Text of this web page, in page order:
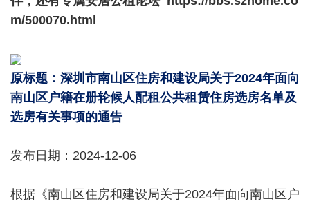
m/500070.html
原标题：深圳市南山区住房和建设局关于2024年面向
南山区户籍在册轮候人配租公共租赁住房选房名单及
选房有关事项的通告
发布日期：2024-12-06
根据《南山区住房和建设局关于2024年面向南山区户